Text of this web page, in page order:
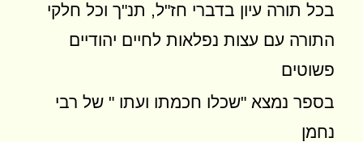
בכל תורה עיון בדברי חז"ל, תנ"ך וכל חלקי
התורה עם עצות נפלאות לחיים יהודיים
פשוטים
בספר נמצא "שכלו חכמתו ועתו " של רבי
נחמן